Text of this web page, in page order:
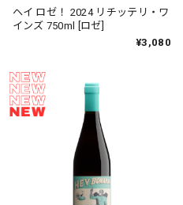
ヘイ ロゼ！ 2024 リチッテリ・ワ
インズ 750ml [ロゼ]
¥3,080